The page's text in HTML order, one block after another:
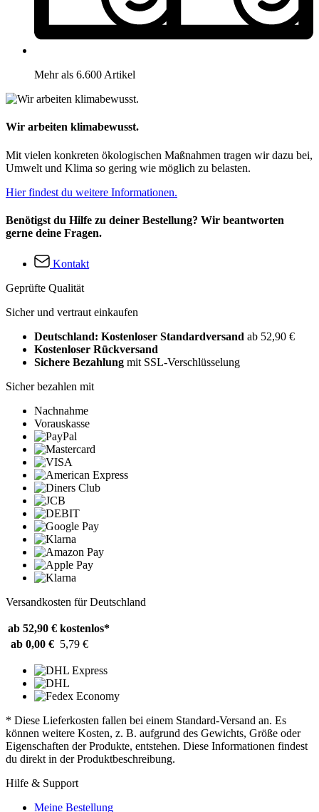
Mehr als 6.600 Artikel
Wir arbeiten klimabewusst.
Mit vielen konkreten ökologischen Maßnahmen tragen wir dazu bei,
Umwelt und Klima so gering wie möglich zu belasten.
Hier findest du weitere Informationen.
Benötigst du Hilfe zu deiner Bestellung? Wir beantworten
gerne deine Fragen.
Kontakt
Geprüfte Qualität
Sicher und vertraut einkaufen
Deutschland: Kostenloser Standardversand ab 52,90 €
Kostenloser Rückversand
Sichere Bezahlung mit SSL-Verschlüsselung
Sicher bezahlen mit
Nachnahme
Vorauskasse
Versandkosten für Deutschland
ab 52,90 € kostenlos*
ab 0,00 € 5,79 €
* Diese Lieferkosten fallen bei einem Standard-Versand an. Es
können weitere Kosten, z. B. aufgrund des Gewichts, Größe oder
Eigenschaften der Produkte, entstehen. Diese Informationen findest
du direkt in der Produktbeschreibung.
Hilfe & Support
Meine Bestellung